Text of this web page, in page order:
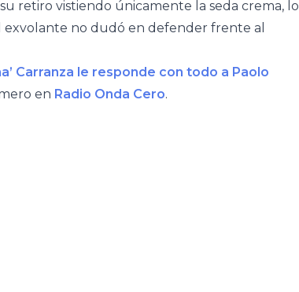
retiro vistiendo únicamente la seda crema, lo
no dudó en defender frente al
Carranza le responde con todo a Paolo
en Radio Onda Cero.